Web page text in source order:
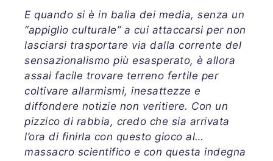
E quando si è in balia dei media, senza un
“appiglio culturale” a cui attaccarsi per non
lasciarsi trasportare via dalla corrente del
sensazionalismo più esasperato, è allora
assai facile trovare terreno fertile per
coltivare allarmismi, inesattezze e
diffondere notizie non veritiere. Con un
pizzico di rabbia, credo che sia arrivata
l’ora di finirla con questo gioco al…
massacro scientifico e con questa indegna